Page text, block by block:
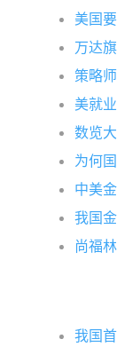
美国
万达
策略
美就
数览
为何
中美
我国
尚福
我国